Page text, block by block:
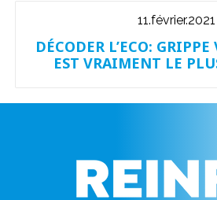
11.février.2021
DÉCODER L’ECO:
EST VRAIMENT LE